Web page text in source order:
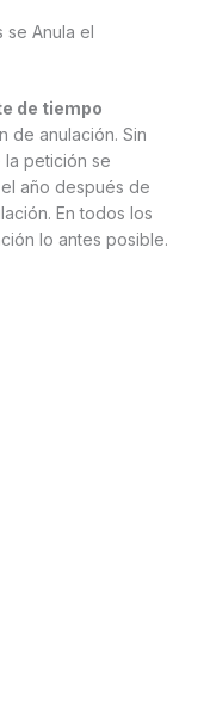
se Anula el
de tiempo
de anulación. Sin
petición se
año después de
En todos los
lo antes posible.